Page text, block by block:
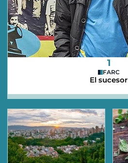
1
FARC
El sucesor